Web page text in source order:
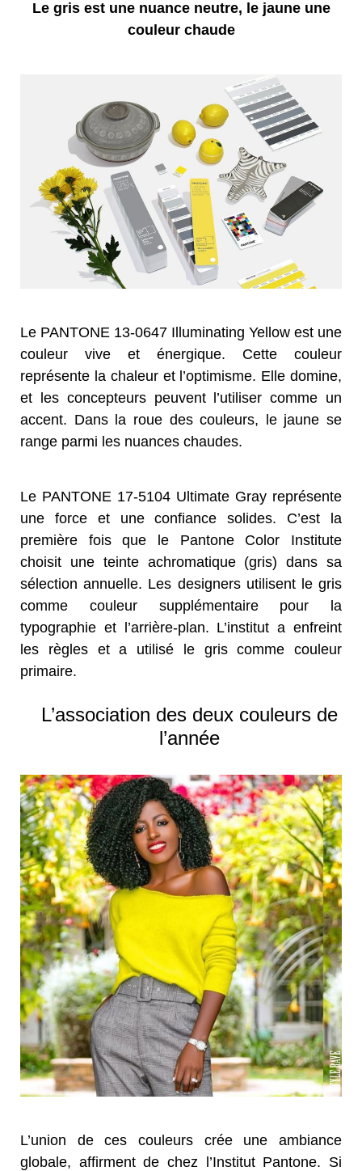
Le gris est une nuance neutre, le jaune une
couleur chaude
Le PANTONE 13-0647 Illuminating Yellow est une
couleur vive et énergique. Cette couleur
représente la chaleur et l’optimisme. Elle domine,
et les concepteurs peuvent l’utiliser comme un
accent. Dans la roue des couleurs, le jaune se
range parmi les nuances chaudes.
Le PANTONE 17-5104 Ultimate Gray représente
une force et une confiance solides. C’est la
première fois que le Pantone Color Institute
choisit une teinte achromatique (gris) dans sa
sélection annuelle. Les designers utilisent le gris
comme couleur supplémentaire pour la
typographie et l’arrière-plan. L’institut a enfreint
les règles et a utilisé le gris comme couleur
primaire.
L’association des deux couleurs de
l’année
L’union de ces couleurs crée une ambiance
globale, affirment de chez l’Institut Pantone. Si